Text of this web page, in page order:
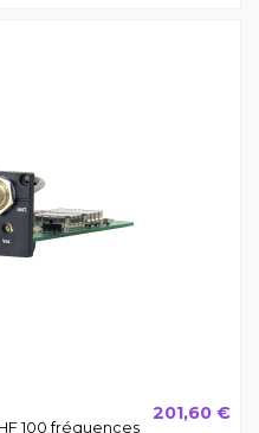
100 fréquences
201,60 €